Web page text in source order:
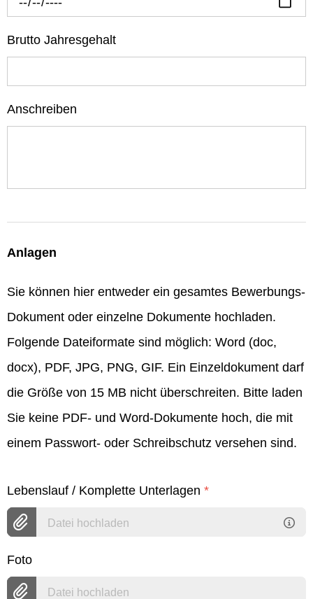
Brutto Jahresgehalt
Anschreiben
Anlagen
Sie können hier entweder ein gesamtes Bewerbungs-
Dokument oder einzelne Dokumente hochladen.
Folgende Dateiformate sind möglich: Word (doc,
docx), PDF, JPG, PNG, GIF. Ein Einzeldokument darf
die Größe von 15 MB nicht überschreiten. Bitte laden
Sie keine PDF- und Word-Dokumente hoch, die mit
einem Passwort- oder Schreibschutz versehen sind.
Lebenslauf / Komplette Unterlagen *
Datei hochladen
Foto
Datei hochladen